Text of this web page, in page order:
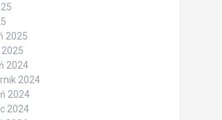
2025
2024
2024
2024
2024